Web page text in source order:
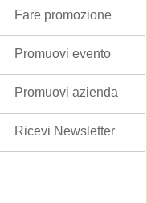
Fare promozione
Promuovi evento
Promuovi azienda
Ricevi Newsletter